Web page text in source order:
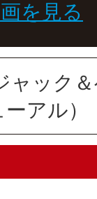
を見る
ャック
アル）